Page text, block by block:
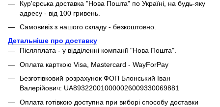
Кур'єрська доставка "Нова Пошта" по Україні, на будь-яку
адресу - від 100 гривень.
Самовивіз з нашого складу - безкоштовно.
Детальніше про доставку
Післяплата - у відділенні компанії "Нова Пошта".
Оплата карткою Visa, Mastercard - WayForPay
Безготівковий розрахунок ФОП Блонський Іван
Валерійович: UA893220010000026009330069881
Оплата готівкою доступна при виборі способу доставки